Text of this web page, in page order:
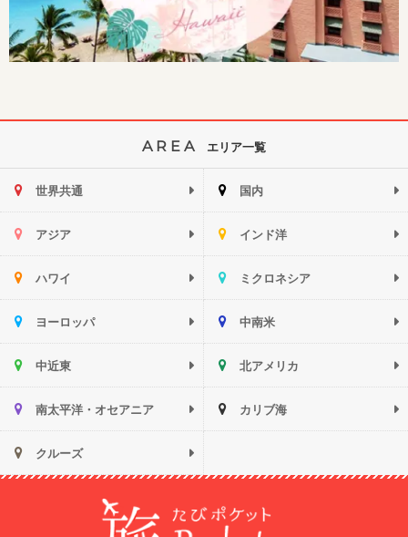
AREA エリア一覧
世界共通 国内
アジア インド洋
ハワイ ミクロネシア
ヨーロッパ 中南米
中近東 北アメリカ
南太平洋・オセアニア カリブ海
クルーズ